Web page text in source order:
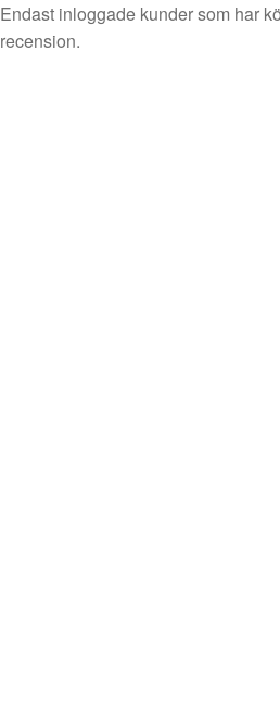
Endast inloggade kunder som har
recension.